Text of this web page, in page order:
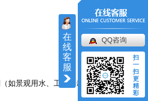
（如景观用水、工业冷却、农
在
线
客
服
QQ咨询
扫
一
扫
更
精
彩